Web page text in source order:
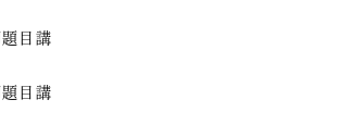
目講
目講